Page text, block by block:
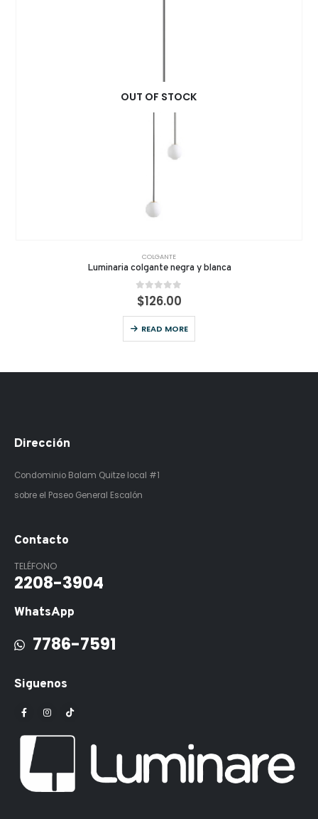
OUT OF STOCK
COLGANTE
Luminaria colgante negra y blanca
0out of 5
$126.00
READ MORE
Dirección
Condominio Balam Quitze local #1
sobre el Paseo General Escalón
Contacto
TELÉFONO
2208-3904
WhatsApp
7786-7591
Siguenos